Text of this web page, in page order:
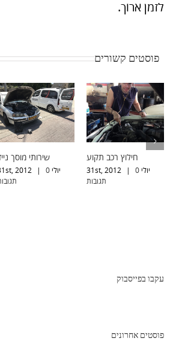
לזמן ארוך.
פוסטים קשורים
שירותי מוסך
יולי 31st, 2012 |
0
חילוץ רכב תקוע
יולי 31st, 2012 |
0
תגובות
עקבו בפייסבוק
פוסטים אחרונים